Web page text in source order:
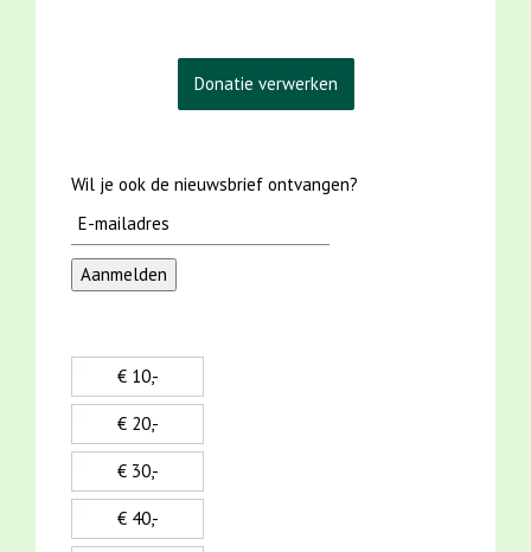
Wil je ook de nieuwsbrief ontvangen?
€ 10,-
€ 20,-
€ 30,-
€ 40,-